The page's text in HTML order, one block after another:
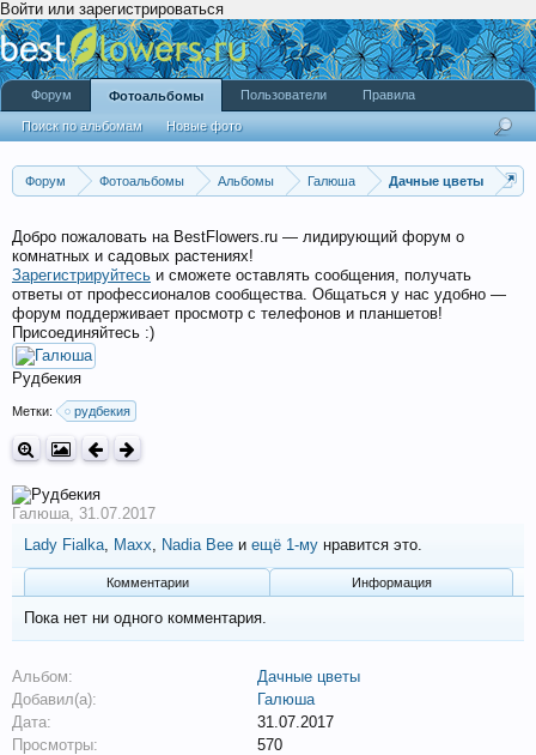
Войти или зарегистрироваться
Форум Фотоальбомы Альбомы Галюша Дачные цветы
Добро пожаловать на BestFlowers.ru — лидирующий форум о
комнатных и садовых растениях!
Зарегистрируйтесь и сможете оставлять сообщения, получать
ответы от профессионалов сообщества. Общаться у нас удобно —
форум поддерживает просмотр с телефонов и планшетов!
Присоединяйтесь :)
Рудбекия
Метки: рудбекия
Галюша, 31.07.2017
Lady Fialka, Maxx, Nadia Bee и ещё 1-му нравится это.
Комментарии Информация
Пока нет ни одного комментария.
Альбом:
Дачные цветы
Добавил(а):
Галюша
Дата:
31.07.2017
Просмотры:
570
Форум Фотоальбомы
Поиск по альбомам Новые фото
Пользователи Правила